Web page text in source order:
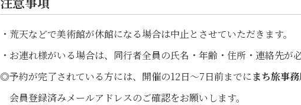
・荒天などで美術館が休館になる場合は中止とさせていただきます。
・お連れ様がいる場合は、同行者全員の氏名・年齢・住所・連絡先が必
◎予約が完了されている方には、開催の12日～7日前までにまち旅事務
会員登録済みメールアドレスのご確認をお願いします。